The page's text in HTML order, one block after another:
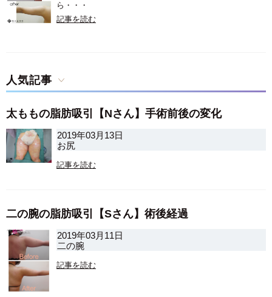
ら・・・
記事を読む
人気記事
太ももの脂肪吸引【Nさん】手術前後の変化
2019年03月13日
お尻
記事を読む
二の腕の脂肪吸引【Sさん】術後経過
2019年03月11日
二の腕
記事を読む